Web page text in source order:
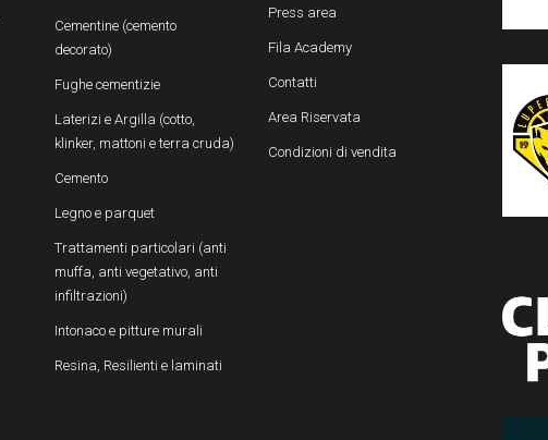
Cementine (cemento
decorato)
Fughe cementizie
Laterizi e Argilla (cotto,
klinker, mattoni e terra cruda)
Cemento
Legno e parquet
Trattamenti particolari (anti
muffa, anti vegetativo, anti
infiltrazioni)
Intonaco e pitture murali
Resina, Resilienti e laminati
Press area
Fila Academy
Contatti
Area Riservata
Condizioni di vendita